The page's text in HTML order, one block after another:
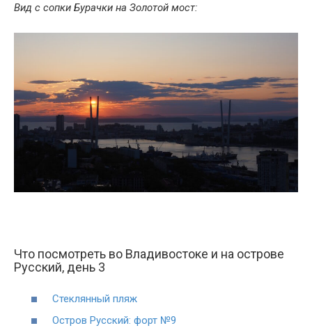
Вид с сопки Бурачки на Золотой мост:
Что посмотреть во Владивостоке и на острове
Русский, день 3
Стеклянный пляж
Остров Русский: форт №9